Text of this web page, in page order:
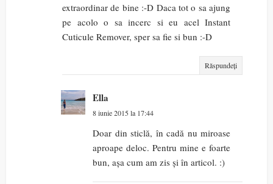
extraordinar de bine :-D Daca tot o sa ajung
pe acolo o sa incerc si eu acel Instant
Cuticule Remover, sper sa fie si bun :-D
Răspundeți
Ella
8 iunie 2015 la 17:44
Doar din sticlă, în cadă nu miroase
aproape deloc. Pentru mine e foarte
bun, așa cum am zis și în articol. :)